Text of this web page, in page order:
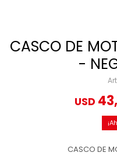
CASCO DE
-
USD
CASCO DE